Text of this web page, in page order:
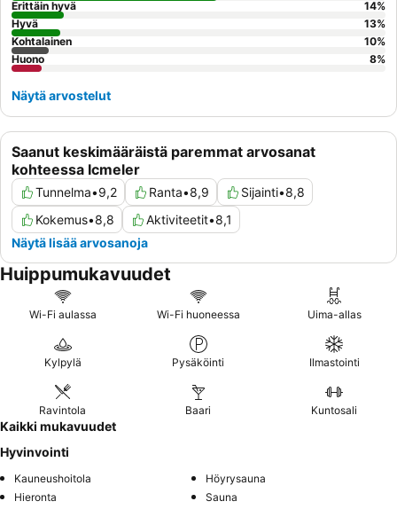
Saanut keskimääräistä paremmat arvosanat
kohteessa Icmeler
Tunnelma•9,2 Ranta•8,9 Sijainti•8,8
Kokemus•8,8 Aktiviteetit•8,1
Näytä lisää arvosanoja
Erittäin hyvä
14%
Hyvä
13%
Kohtalainen
10%
Huono
8%
Näytä arvostelut
Huippumukavuudet
Wi-Fi aulassa Wi-Fi huoneessa Uima-allas
Kylpylä Pysäköinti Ilmastointi
Ravintola Baari Kuntosali
Kaikki mukavuudet
Hyvinvointi
Kauneushoitola
Höyrysauna
Hieronta
Sauna